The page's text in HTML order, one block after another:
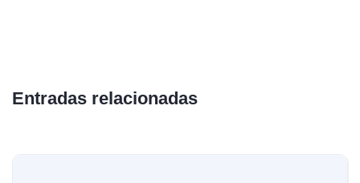
Entradas relacionadas